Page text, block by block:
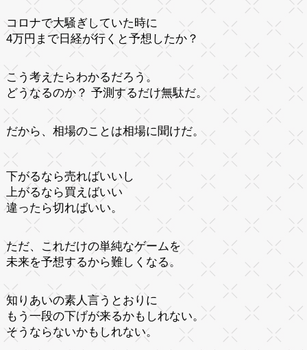
コロナで大騒ぎしていた時に
4万円まで日経が行くと予想したか？
こう考えたらわかるだろう。
どうなるのか？ 予測するだけ無駄だ。
だから、相場のことは相場に聞けだ。
下がるなら売ればいいし
上がるなら買えばいい
違ったら切ればいい。
ただ、これだけの単純なゲームを
未来を予想するから難しくなる。
知りあいの素人言うとおりに
もう一段の下げが来るかもしれない。
そうならないかもしれない。